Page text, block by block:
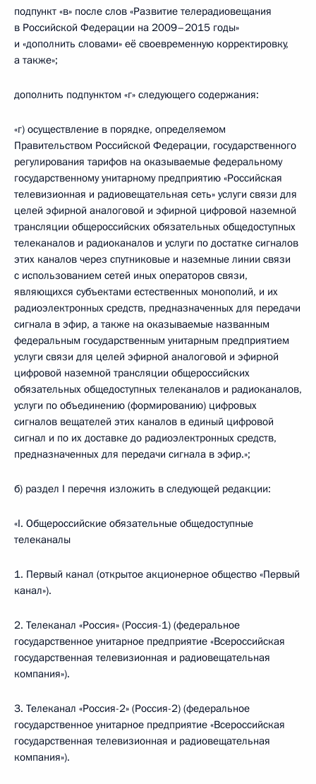
подпункт «в» после слов «Развитие телерадиовещания
в Российской Федерации на 2009–2015 годы»
и «дополнить словами» её своевременную корректировку,
а также»;
дополнить подпунктом «г» следующего содержания:
«г) осуществление в порядке, определяемом
Правительством Российской Федерации, государственного
регулирования тарифов на оказываемые федеральному
государственному унитарному предприятию «Российская
телевизионная и радиовещательная сеть» услуги связи для
целей эфирной аналоговой и эфирной цифровой наземной
трансляции общероссийских обязательных общедоступных
телеканалов и радиоканалов и услуги по достатке сигналов
этих каналов через спутниковые и наземные линии связи
с использованием сетей иных операторов связи,
являющихся субъектами естественных монополий, и их
радиоэлектронных средств, предназначенных для передачи
сигнала в эфир, а также на оказываемые названным
федеральным государственным унитарным предприятием
услуги связи для целей эфирной аналоговой и эфирной
цифровой наземной трансляции общероссийских
обязательных общедоступных телеканалов и радиоканалов,
услуги по объединению (формированию) цифровых
сигналов вещателей этих каналов в единый цифровой
сигнал и по их доставке до радиоэлектронных средств,
предназначенных для передачи сигнала в эфир.»;
б) раздел I перечня изложить в следующей редакции:
«I. Общероссийские обязательные общедоступные
телеканалы
1. Первый канал (открытое акционерное общество «Первый
канал»).
2. Телеканал «Россия» (Россия-1) (федеральное
государственное унитарное предприятие «Всероссийская
государственная телевизионная и радиовещательная
компания»).
3. Телеканал «Россия-2» (Россия-2) (федеральное
государственное унитарное предприятие «Всероссийская
государственная телевизионная и радиовещательная
компания»).